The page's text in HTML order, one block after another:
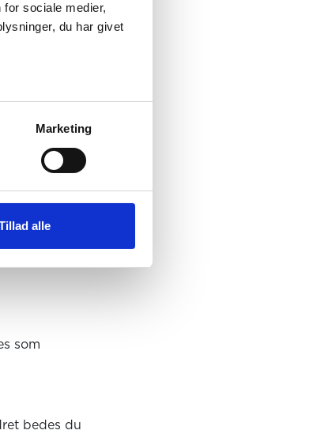
sociale medier,
du har givet
Marketing
alle
forrentning
som
bedes du